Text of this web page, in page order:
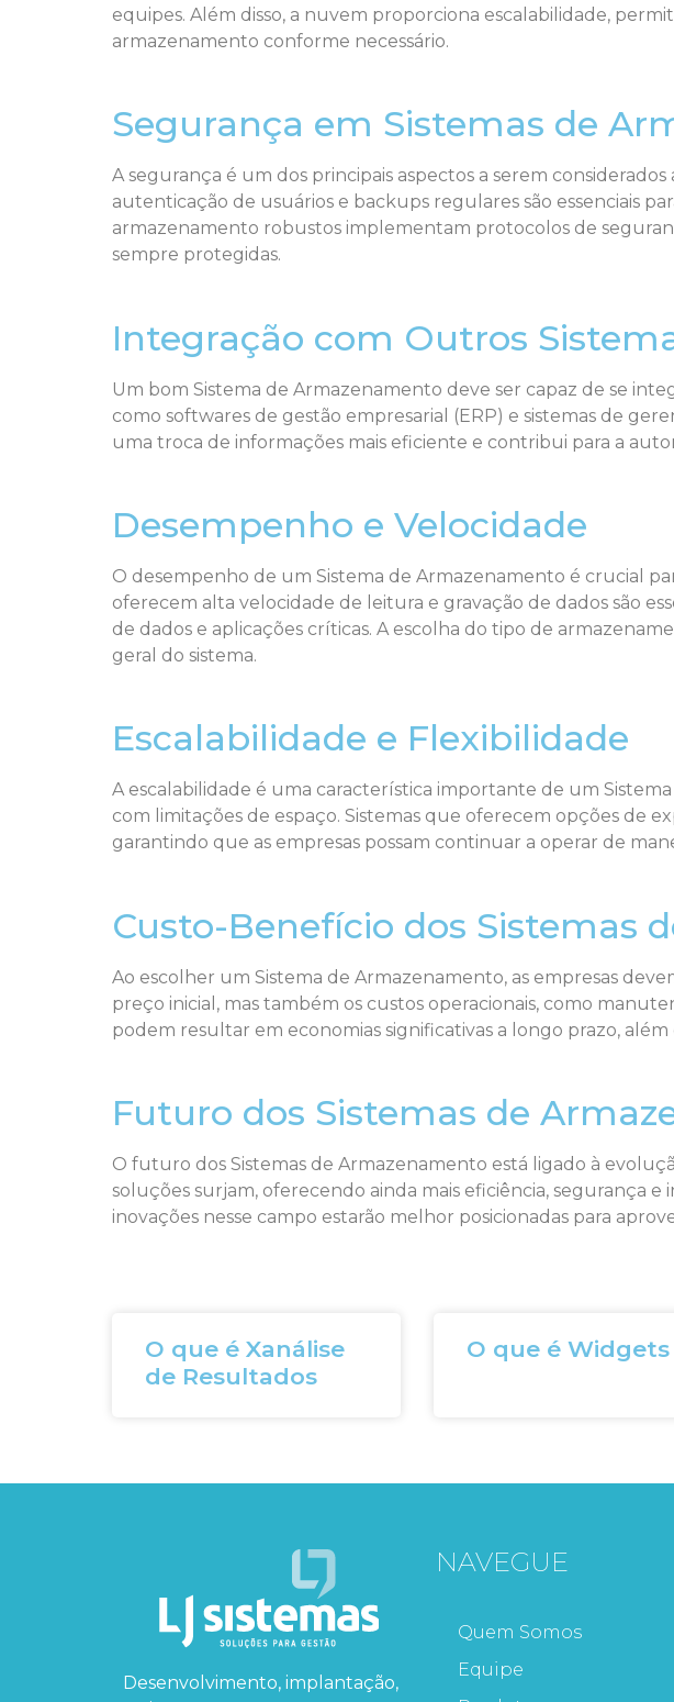
equipes. Além disso, a nuvem proporciona escalabilidade,
armazenamento conforme necessário.
Segurança em Sistemas de
A segurança é um dos principais aspectos a serem
autenticação de usuários e backups regulares são essenciais
armazenamento robustos implementam protocolos de
sempre protegidas.
Integração com Outros
Um bom Sistema de Armazenamento deve ser capaz de se
como softwares de gestão empresarial (ERP) e sistemas de
uma troca de informações mais eficiente e contribui para a
Desempenho e Velocidade
O desempenho de um Sistema de Armazenamento é crucial
oferecem alta velocidade de leitura e gravação de dados são
de dados e aplicações críticas. A escolha do tipo de
geral do sistema.
Escalabilidade e Flexibilidade
A escalabilidade é uma característica importante de um
com limitações de espaço. Sistemas que oferecem opções de
garantindo que as empresas possam continuar a operar de
Custo-Benefício dos Sistemas
Ao escolher um Sistema de Armazenamento, as empresas
preço inicial, mas também os custos operacionais, como
podem resultar em economias significativas a longo prazo,
Futuro dos Sistemas de
O futuro dos Sistemas de Armazenamento está ligado à
soluções surjam, oferecendo ainda mais eficiência, segurança
inovações nesse campo estarão melhor posicionadas para
O que é Xanálise
de Resultados
O que é Widgets
Desenvolvimento, implantação,
NAVEGUE
Quem Somos
Equipe